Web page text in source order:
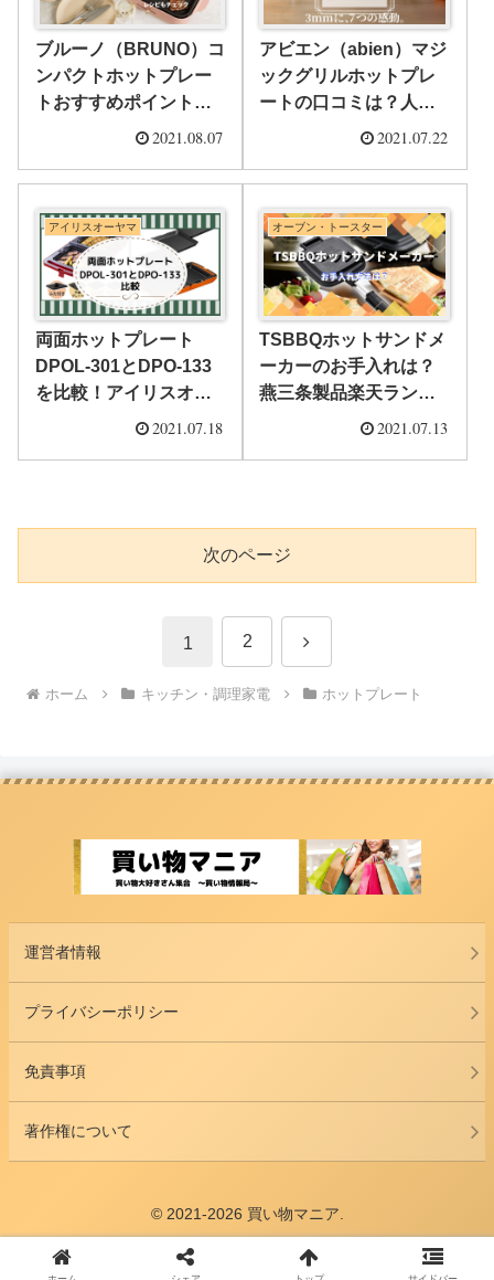
ブルーノ（BRUNO）コ
ンパクトホットプレー
トおすすめポイント
は？レシピも徹底チェ
2021.08.07
アビエン（abien）マジ
ックグリルホットプレ
ートの口コミは？人気
の理由はずばり○○2021.07.22
アイリスオーヤマ
両面ホットプレート
DPOL-301とDPO-133
を比較！アイリスオー
ヤマ人気ホットプレー
2021.07.18
オーブン・トースター
TSBBQホットサンドメ
ーカーのお手入れは？
燕三条製品楽天ランキ
ング一位の実力をチェ
2021.07.13
次のページ
1 2 次
へ
ホーム キッチン・調理家電 ホットプレート
運営者情報
プライバシーポリシー
免責事項
著作権について
© 2021-2026 買い物マニア.